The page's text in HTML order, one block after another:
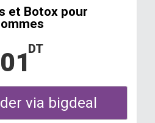
et Botox pour
DT
via bigdeal